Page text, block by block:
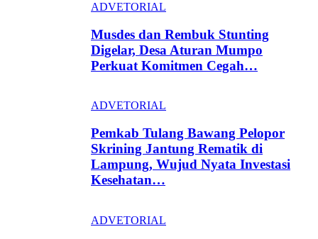
ADVETORIAL
Musdes dan Rembuk Stunting
Digelar, Desa Aturan Mumpo
Perkuat Komitmen Cegah…
ADVETORIAL
Pemkab Tulang Bawang Pelopor
Skrining Jantung Rematik di
Lampung, Wujud Nyata Investasi
Kesehatan…
ADVETORIAL